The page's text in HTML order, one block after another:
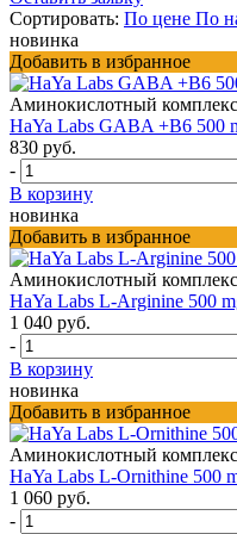
Сортировать: По цене По
новинка
Добавить в избранное
Аминокислотный комплекс
HaYa Labs GABA +B6 500
830 руб.
-
В корзину
новинка
Добавить в избранное
Аминокислотный комплекс
HaYa Labs L-Arginine 500
1 040 руб.
-
В корзину
новинка
Добавить в избранное
Аминокислотный комплекс
HaYa Labs L-Ornithine 500
1 060 руб.
-